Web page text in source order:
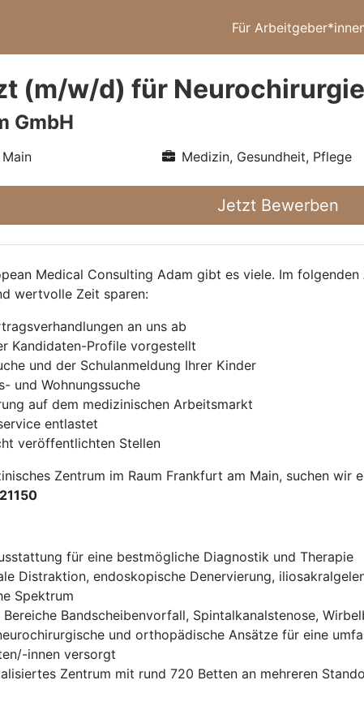
Für
(m/w/d) für
GmbH
Medizin, Gesundheit, Pflege
Jetzt Bewerben
Medical Consulting Adam gibt es viele. Im
wertvolle Zeit sparen:
an uns ab
Kandidaten-Profile vorgestellt
und der Schulanmeldung Ihrer Kinder
und Wohnungssuche
auf dem medizinischen Arbeitsmarkt
entlastet
veröffentlichten Stellen
Zentrum im Raum Frankfurt am Main, suchen wir
für eine bestmögliche Diagnostik und Therapie
Distraktion, endoskopische Denervierung,
Spektrum
Bandscheibenvorfall, Spintalkanalstenose,
und orthopädische Ansätze für eine
innen versorgt
Zentrum mit rund 720 Betten an mehreren